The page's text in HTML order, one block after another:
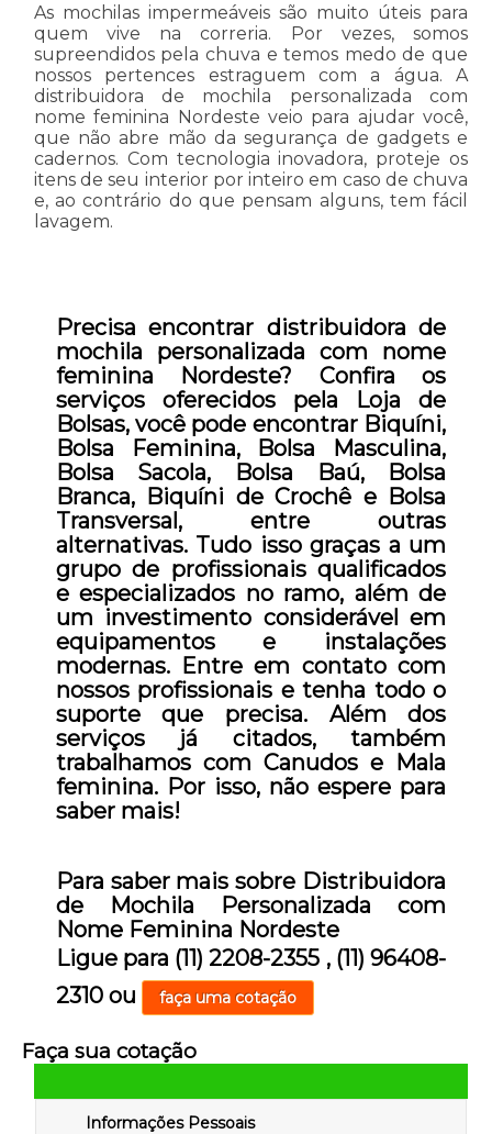
As mochilas impermeáveis são muito úteis para
quem vive na correria. Por vezes, somos
supreendidos pela chuva e temos medo de que
nossos pertences estraguem com a água. A
distribuidora de mochila personalizada com
nome feminina Nordeste veio para ajudar você,
que não abre mão da segurança de gadgets e
cadernos. Com tecnologia inovadora, proteje os
itens de seu interior por inteiro em caso de chuva
e, ao contrário do que pensam alguns, tem fácil
lavagem.
Precisa encontrar distribuidora de
mochila personalizada com nome
feminina Nordeste? Confira os
serviços oferecidos pela Loja de
Bolsas, você pode encontrar Biquíni,
Bolsa Feminina, Bolsa Masculina,
Bolsa Sacola, Bolsa Baú, Bolsa
Branca, Biquíni de Crochê e Bolsa
Transversal, entre outras
alternativas. Tudo isso graças a um
grupo de profissionais qualificados
e especializados no ramo, além de
um investimento considerável em
equipamentos e instalações
modernas. Entre em contato com
nossos profissionais e tenha todo o
suporte que precisa. Além dos
serviços já citados, também
trabalhamos com Canudos e Mala
feminina. Por isso, não espere para
saber mais!
Para saber mais sobre Distribuidora
de Mochila Personalizada com
Nome Feminina Nordeste
Ligue para (11) 2208-2355 , (11) 96408-
2310 ou faça uma cotação
Faça sua cotação
Informações Pessoais